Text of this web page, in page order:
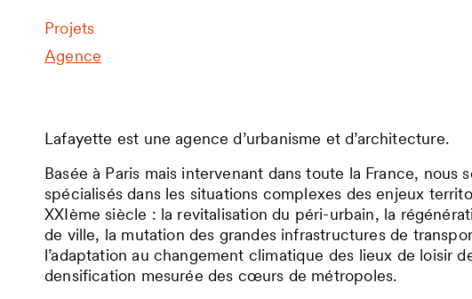
Projets
Agence
Lafayette est une agence d’urbanisme et d’architecture.
Basée à Paris mais intervenant dans toute la France, nous
spécialisés dans les situations complexes des enjeux
XXIème siècle : la revitalisation du péri-urbain, la
de ville, la mutation des grandes infrastructures de
l’adaptation au changement climatique des lieux de loisir
densification mesurée des cœurs de métropoles.